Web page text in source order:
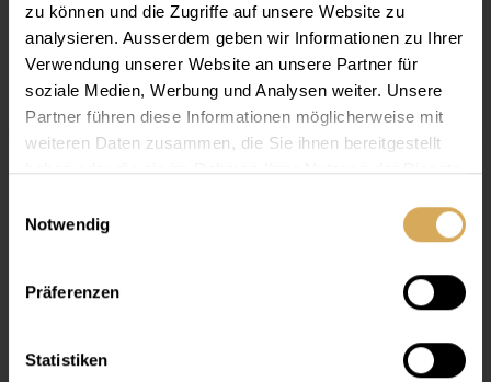
zu können und die Zugriffe auf unsere Website zu
analysieren. Ausserdem geben wir Informationen zu Ihrer
Verwendung unserer Website an unsere Partner für
soziale Medien, Werbung und Analysen weiter. Unsere
Partner führen diese Informationen möglicherweise mit
weiteren Daten zusammen, die Sie ihnen bereitgestellt
haben oder die sie im Rahmen Ihrer Nutzung der Dienste
Notwendig
Präferenzen
Statistiken
Mehr Infos
Infos
Monthly Tailor
Sauerstoffdurchlässigkeit, einen ausgewogenen
angenehm feucht und bieten höchsten Tragekomfort.